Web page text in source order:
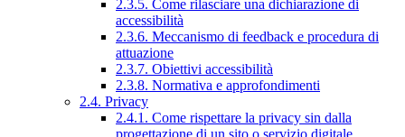
2.3.5. Come rilasciare una dichiarazione di
accessibilità
2.3.6. Meccanismo di feedback e procedura di
attuazione
2.3.7. Obiettivi accessibilità
2.3.8. Normativa e approfondimenti
2.4. Privacy
2.4.1. Come rispettare la privacy sin dalla
progettazione di un sito o servizio digitale